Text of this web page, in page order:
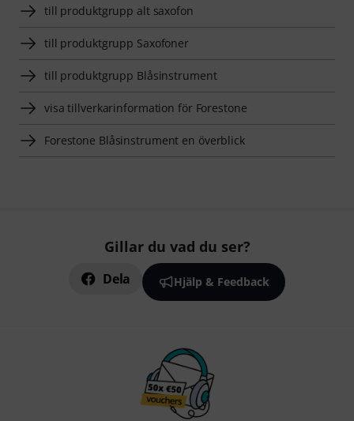
till produktgrupp alt saxofon
till produktgrupp Saxofoner
till produktgrupp Blåsinstrument
visa tillverkarinformation för Forestone
Forestone Blåsinstrument en överblick
Gillar du vad du ser?
Dela Hjälp & Feedback